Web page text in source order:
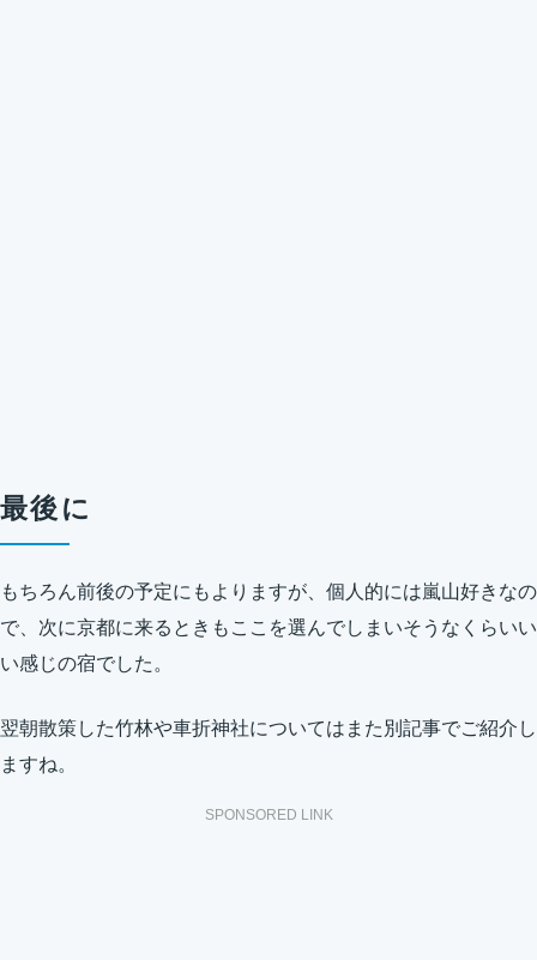
最後に
もちろん前後の予定にもよりますが、個人的には嵐山好きなの
で、次に京都に来るときもここを選んでしまいそうなくらいい
い感じの宿でした。
翌朝散策した竹林や車折神社についてはまた別記事でご紹介し
ますね。
SPONSORED LINK